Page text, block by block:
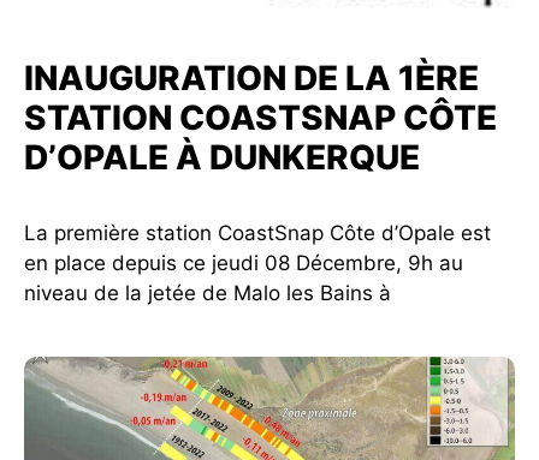
INAUGURATION DE LA 1ÈRE
STATION COASTSNAP CÔTE
D’OPALE À DUNKERQUE
La première station CoastSnap Côte d’Opale est
en place depuis ce jeudi 08 Décembre, 9h au
niveau de la jetée de Malo les Bains à